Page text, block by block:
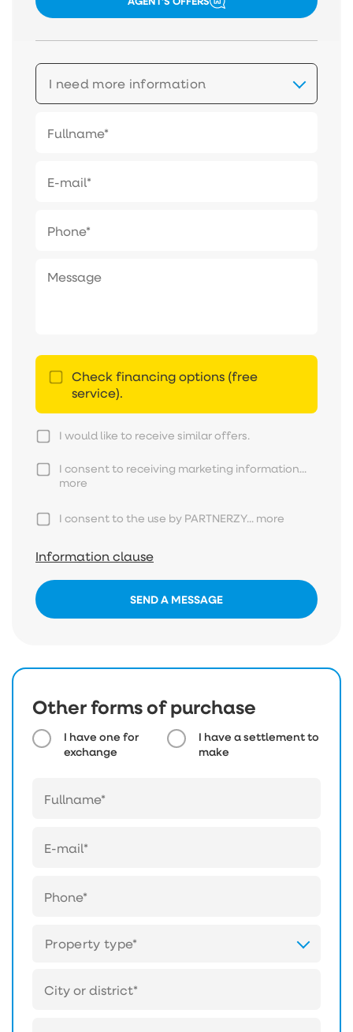
I need more information
Check financing options (free
service).
I would like to receive similar offers.
I consent to receiving marketing information...
more
I consent to the use by PARTNERZY... more
Information clause
SEND A MESSAGE
Other forms of purchase
I have one for
exchange
I have a settlement to
make
Property type*